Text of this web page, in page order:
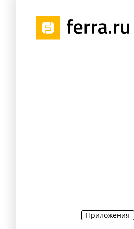
Приложения